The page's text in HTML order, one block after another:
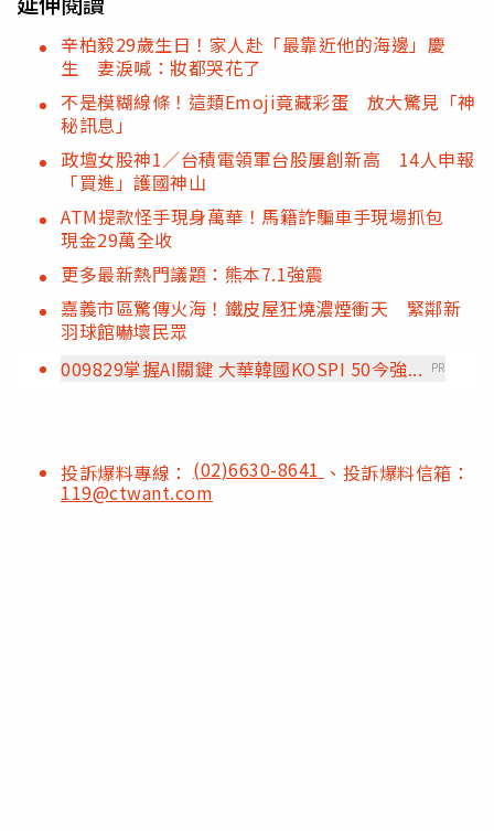
辛柏毅29歲生日！家人赴「最靠近他的海邊」慶
生 妻淚喊：妝都哭花了
不是模糊線條！這類Emoji竟藏彩蛋 放大驚見「神
秘訊息」
政壇女股神1／台積電領軍台股屢創新高 14人申報
「買進」護國神山
ATM提款怪手現身萬華！馬籍詐騙車手現場抓包
現金29萬全收
更多最新熱門議題：熊本7.1強震
嘉義市區驚傳火海！鐵皮屋狂燒濃煙衝天 緊鄰新
羽球館嚇壞民眾
009829掌握AI關鍵 大華韓國KOSPI 50今強...
PR
投訴爆料專線： (02)6630-8641 、投訴爆料信箱：
119@ctwant.com